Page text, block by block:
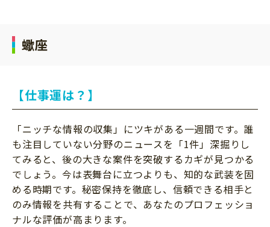
蠍座
【仕事運は？】
「ニッチな情報の収集」にツキがある一週間です。誰
も注目していない分野のニュースを「1件」深掘りし
てみると、後の大きな案件を突破するカギが見つかる
でしょう。今は表舞台に立つよりも、知的な武装を固
める時期です。秘密保持を徹底し、信頼できる相手と
のみ情報を共有することで、あなたのプロフェッショ
ナルな評価が高まります。